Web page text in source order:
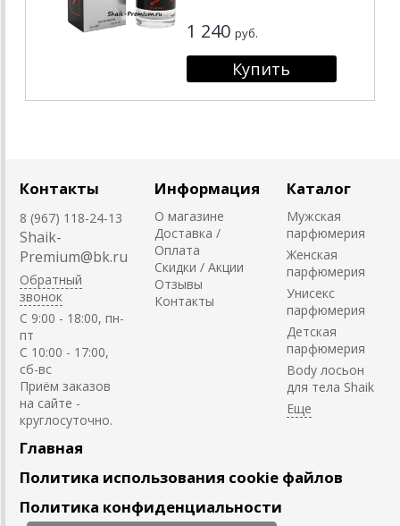
1 240 руб.
Контакты
8 (967) 118-24-13
Shaik-
Premium@bk.ru
Обратный
звонок
C 9:00 - 18:00, пн-
пт
С 10:00 - 17:00,
сб-вс
Приём заказов
на сайте -
круглосуточно.
Информация
О магазине
Доставка /
Оплата
Скидки / Акции
Отзывы
Контакты
Каталог
Мужская
парфюмерия
Женская
парфюмерия
Унисекс
парфюмерия
Детская
парфюмерия
Body лосьон
для тела Shaik
Главная
Политика использования cookie файлов
Политика конфиденциальности